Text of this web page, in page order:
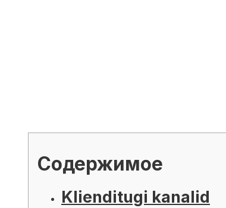
Содержимое
Klienditugi kanalid